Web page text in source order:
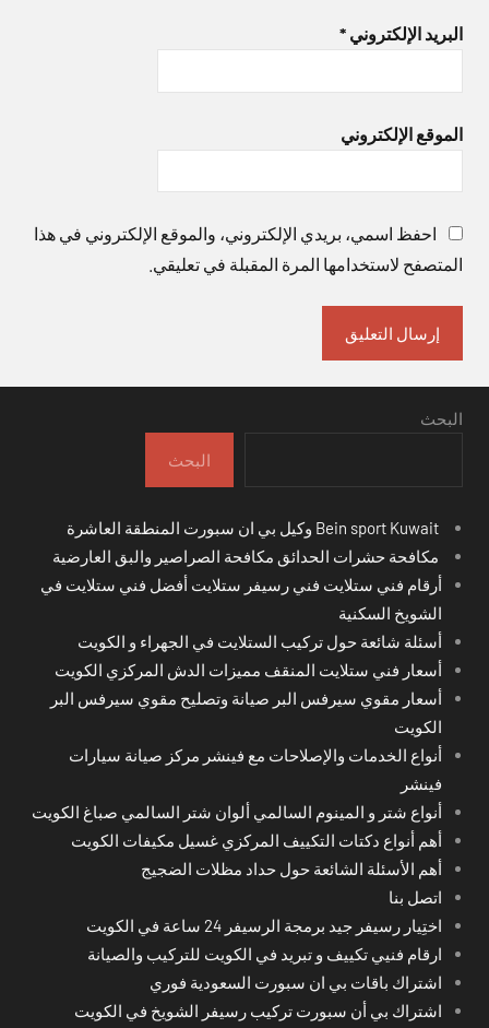
البريد الإلكتروني *
الموقع الإلكتروني
احفظ اسمي، بريدي الإلكتروني، والموقع الإلكتروني في هذا
المتصفح لاستخدامها المرة المقبلة في تعليقي.
البحث
البحث
مكافحة حشرات الحدائق مكافحة الصراصير والبق العارضية
أرقام فني ستلايت فني رسيفر ستلايت أفضل فني ستلايت في
الشويخ السكنية
أسئلة شائعة حول تركيب الستلايت في الجهراء و الكويت
أسعار فني ستلايت المنقف مميزات الدش المركزي الكويت
أسعار مقوي سيرفس البر صيانة وتصليح مقوي سيرفس البر
الكويت
أنواع الخدمات والإصلاحات مع فينشر مركز صيانة سيارات
فينشر
أنواع شتر و المينوم السالمي ألوان شتر السالمي صباغ الكويت
أهم أنواع دكتات التكييف المركزي غسيل مكيفات الكويت
أهم الأسئلة الشائعة حول حداد مظلات الضجيج
اتصل بنا
اختِيار رسيفر جيد برمجة الرسيفر 24 ساعة في الكويت
ارقام فنيي تكييف و تبريد في الكويت للتركيب والصيانة
اشتراك باقات بي ان سبورت السعودية فوري
اشتراك بي أن سبورت تركيب رسيفر الشويخ في الكويت